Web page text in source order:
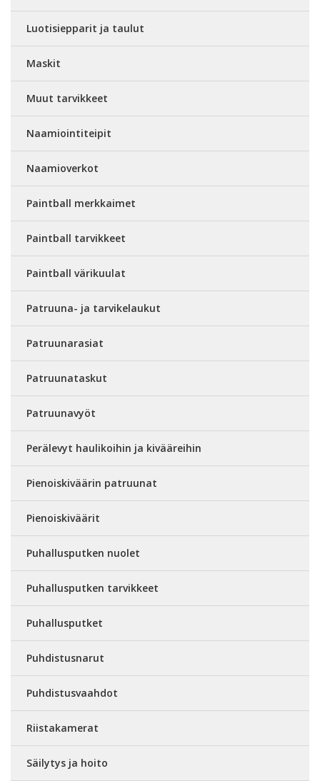
Luotisiepparit ja taulut
Maskit
Muut tarvikkeet
Naamiointiteipit
Naamioverkot
Paintball merkkaimet
Paintball tarvikkeet
Paintball värikuulat
Patruuna- ja tarvikelaukut
Patruunarasiat
Patruunataskut
Patruunavyöt
Perälevyt haulikoihin ja kivääreihin
Pienoiskiväärin patruunat
Pienoiskiväärit
Puhallusputken nuolet
Puhallusputken tarvikkeet
Puhallusputket
Puhdistusnarut
Puhdistusvaahdot
Riistakamerat
Säilytys ja hoito